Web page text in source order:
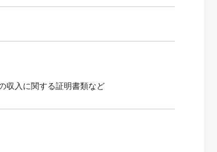
収入に関する証明書類など